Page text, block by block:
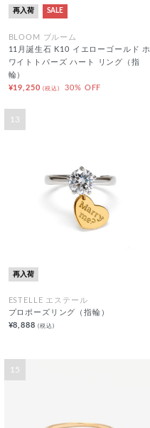
再入荷 SALE
BLOOM ブルーム
11月誕生石 K10 イエローゴールド ホ
ワイトトパーズ ハート リング（指
輪）
¥19,250(税込) 30% OFF
13
再入荷
ESTELLE エステール
プロポーズリング（指輪）
¥8,888(税込)
15